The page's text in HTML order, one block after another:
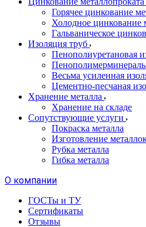
Горячее цинкование
Холодное цинкование
Гальваническое
Изоляция труб
Пенополиуретановая
Весьма усиленная
Цементно-песчаная
Хранение металла
Хранение на складе
Сопутствующие услуги
Покраска металла
Изготовление
Рубка металла
Гибка металла
О компании
ГОСТы и ТУ
Сертификаты
Отзывы